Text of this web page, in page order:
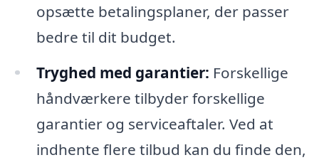
opsætte betalingsplaner, der passer
bedre til dit budget.
Tryghed med garantier: Forskellige
håndværkere tilbyder forskellige
garantier og serviceaftaler. Ved at
indhente flere tilbud kan du finde den,